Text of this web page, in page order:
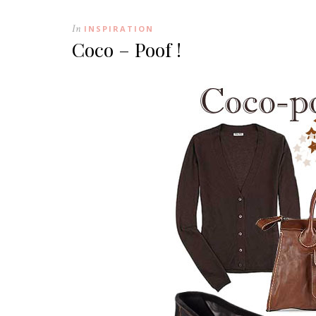
In INSPIRATION
Coco – Poof !